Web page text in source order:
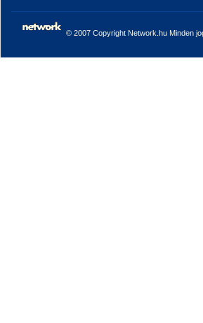
© 2007 Copyright Network.hu Minden